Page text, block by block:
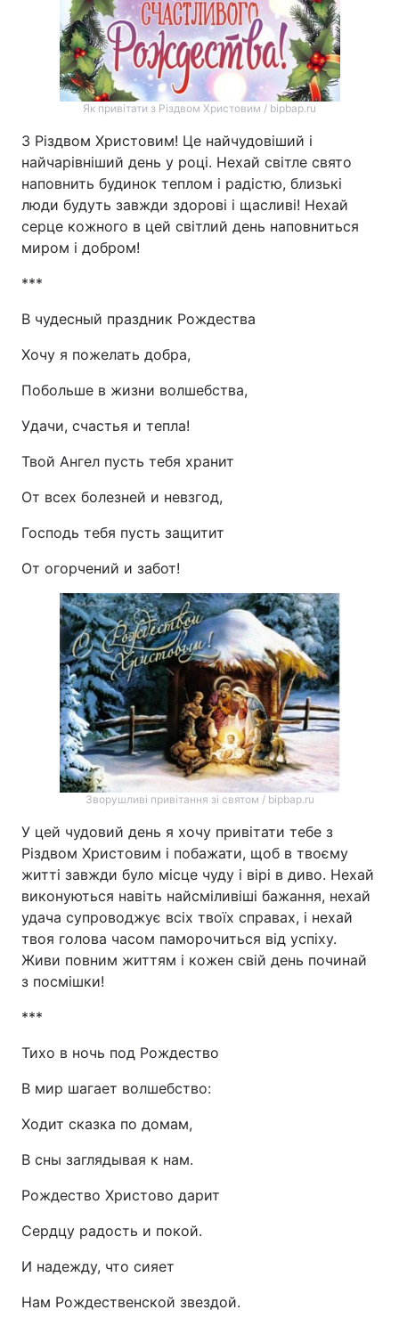
Як привітати з Різдвом Христовим / bipbap.ru
З Різдвом Христовим! Це найчудовіший і
найчарівніший день у році. Нехай світле свято
наповнить будинок теплом і радістю, близькі
люди будуть завжди здорові і щасливі! Нехай
серце кожного в цей світлий день наповниться
миром і добром!
***
В чудесный праздник Рождества
Хочу я пожелать добра,
Побольше в жизни волшебства,
Удачи, счастья и тепла!
Твой Ангел пусть тебя хранит
От всех болезней и невзгод,
Господь тебя пусть защитит
От огорчений и забот!
Зворушливі привітання зі святом / bipbap.ru
У цей чудовий день я хочу привітати тебе з
Різдвом Христовим і побажати, щоб в твоєму
житті завжди було місце чуду і вірі в диво. Нехай
виконуються навіть найсміливіші бажання, нехай
удача супроводжує всіх твоїх справах, і нехай
твоя голова часом паморочиться від успіху.
Живи повним життям і кожен свій день починай
з посмішки!
***
Тихо в ночь под Рождество
В мир шагает волшебство:
Ходит сказка по домам,
В сны заглядывая к нам.
Рождество Христово дарит
Сердцу радость и покой.
И надежду, что сияет
Нам Рождественской звездой.